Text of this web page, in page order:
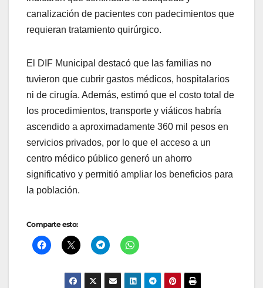
canalización de pacientes con padecimientos que
requieran tratamiento quirúrgico.
El DIF Municipal destacó que las familias no
tuvieron que cubrir gastos médicos, hospitalarios
ni de cirugía. Además, estimó que el costo total de
los procedimientos, transporte y viáticos habría
ascendido a aproximadamente 360 mil pesos en
servicios privados, por lo que el acceso a un
centro médico público generó un ahorro
significativo y permitió ampliar los beneficios para
la población.
Comparte esto: